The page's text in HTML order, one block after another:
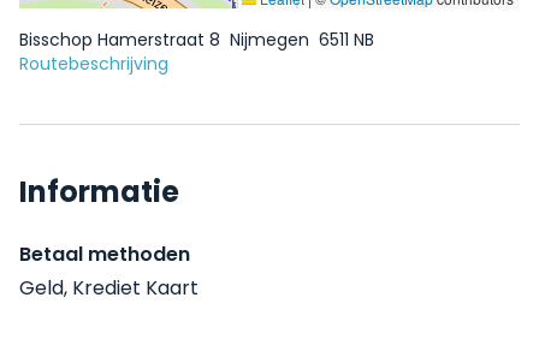
Bisschop Hamerstraat 8 Nijmegen 6511 NB
Routebeschrijving
Informatie
Betaal methoden
Geld, Krediet Kaart